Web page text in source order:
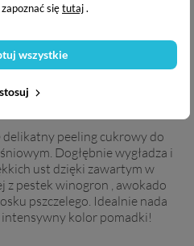
siętutaj.
wszystkie
delikatny peeling cukrowy do
Dogłębnie wygładza i
ust dzięki zawartym w
z pestek winogron , awokado
pszczelego. Idealnie nada
kolor pomadki!